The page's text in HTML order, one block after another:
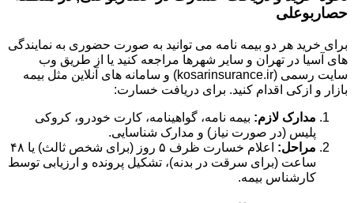
حصاربوعلی
برای خرید هر دو بیمه نامه می توانید به صورت حضوری به نمایندگی
های آسیا در تهران و سایر شهرها مراجعه کنید یا از طریق وب
سایت رسمی (kosarinsurance.ir) و سامانه های آنلاین مثل بیمه
بازار و ازکی اقدام کنید. برای دریافت خسارت:
مدارک لازم: بیمه نامه، گواهینامه، کارت خودرو، کروکی
پلیس (در صورت نیاز) و مدارک شناسایی.
مراحل:
اعلام خسارت ظرف ۵ روز (برای شخص ثالث) یا ۴۸
ساعت (برای سرقت در بدنه)، تشکیل پرونده و ارزیابی توسط
کارشناس بیمه.